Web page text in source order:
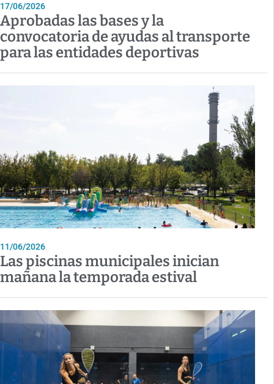
17/06/2026
Aprobadas las bases y la
convocatoria de ayudas al transporte
para las entidades deportivas
11/06/2026
Las piscinas municipales inician
mañana la temporada estival